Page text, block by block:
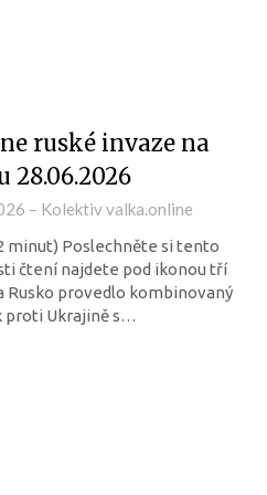
ruské invaze na
28.06.2026
– Kolektiv valka.online
minut) Poslechněte si tento
čtení najdete pod ikonou tří
Rusko provedlo kombinovaný
proti Ukrajině s…